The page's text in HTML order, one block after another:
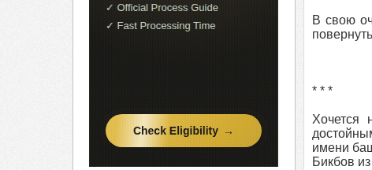
В свою
* * *
Хочется
имени
Бикбов